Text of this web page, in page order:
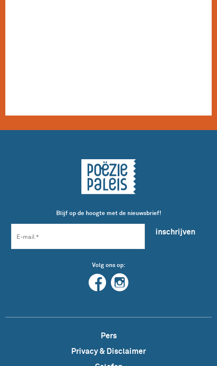
Blijf op de hoogte met de nieuwsbrief!
inschrijven
Volg ons op:
Pers
Privacy & Disclaimer